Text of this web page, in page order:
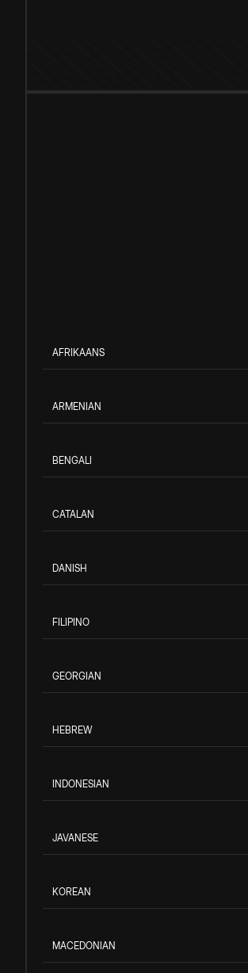
AFRIKAANS
ARMENIAN
BENGALI
CATALAN
DANISH
FILIPINO
GEORGIAN
HEBREW
INDONESIAN
JAVANESE
KOREAN
MACEDONIAN